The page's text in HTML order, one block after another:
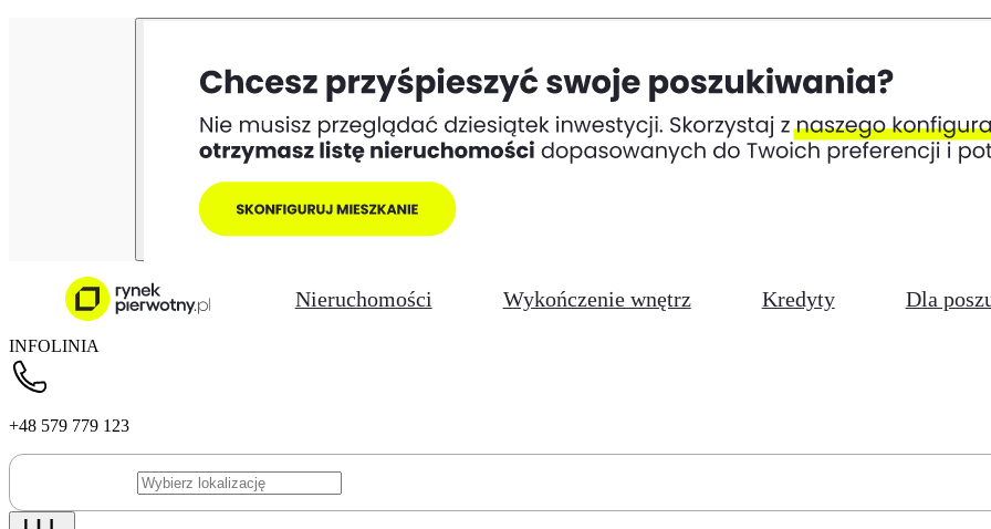
Nieruchomości Wykończenie wnętrz Kredyty Dla
INFOLINIA
+48 579 779 123